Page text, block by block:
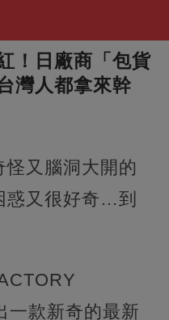
！日廠商「包貨
灣人都拿來幹
怪又腦洞大開的
惑又很好奇…到
一款新奇的最新